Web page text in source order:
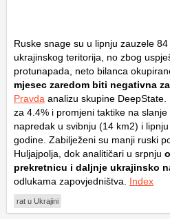
Ruske snage su u lipnju zauzele
ukrajinskog teritorija, no zbog
protunapada, neto bilanca
mjesec zaredom biti negativna
Pravda analizu skupine
za 4.4% i promjeni taktike na
napredak u svibnju (14 km2) i
godine. Zabilježeni su manji ruski
Huljajpolja, dok analitičari u srpnju
prekretnicu i daljnje ukrajinsko
odlukama zapovjedništva. Index
rat u Ukrajini